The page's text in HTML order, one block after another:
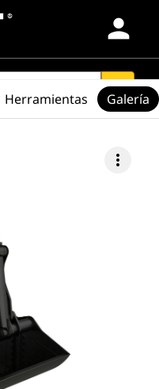
person
search
more_vert
Herramientas Galería